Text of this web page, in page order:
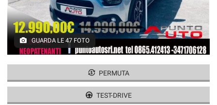
GUARDA LE 47 FOTO
PERMUTA
TEST-DRIVE